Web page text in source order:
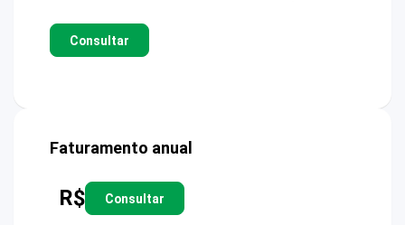
Consultar
Faturamento anual
R$ Consultar